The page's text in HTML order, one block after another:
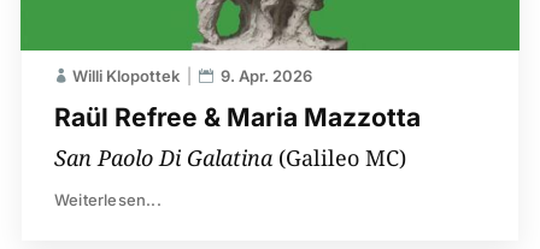
Raül Refree & Maria Mazzotta
Willi Klopottek 9. Apr. 2026
San Paolo Di Galatina (Galileo MC)
Weiterlesen...